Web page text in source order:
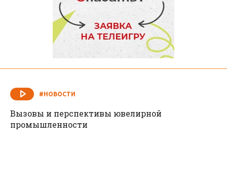
#НОВОСТИ
Вызовы и перспективы ювелирной
промышленности